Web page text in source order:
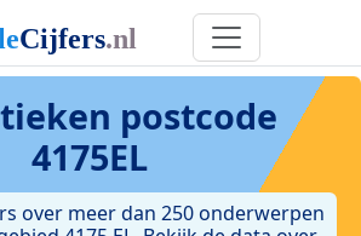
postcode
4175EL
over meer dan 250 onderwerpen